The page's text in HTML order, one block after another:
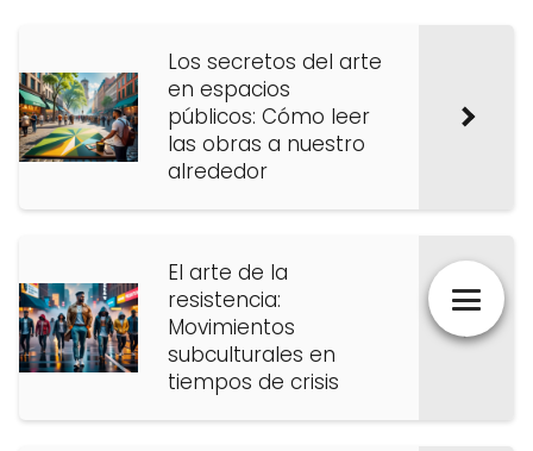
Los secretos del arte
en espacios
públicos: Cómo leer
las obras a nuestro
alrededor
El arte de la
resistencia:
Movimientos
subculturales en
tiempos de crisis